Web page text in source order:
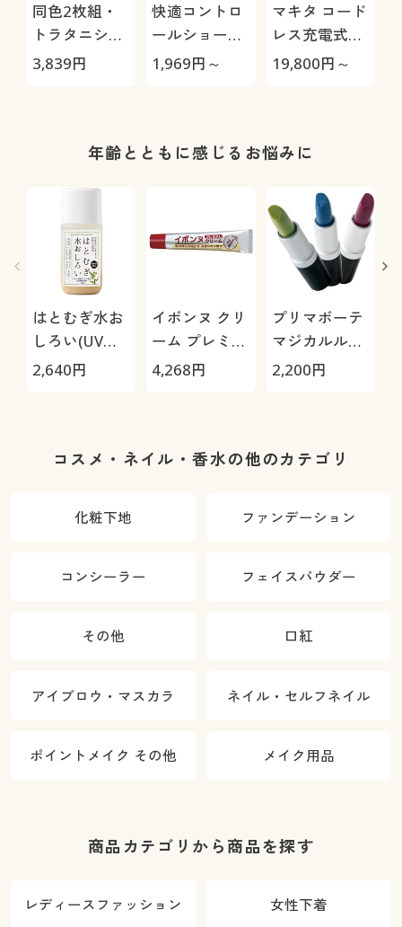
同色2枚組・
トラタニショ
ーツ(ずり上が
み丈深め)
3,839円
快適コントロ
ールショーツ/
下腹を心地よ
1,969円～
マキタ コード
レス充電式ク
リーナー
19,800円～
年齢とともに感じるお悩みに
はとむぎ水お
しろい(UVタ
イプ)
2,640円
イボンヌ クリ
ーム プレミア
ム
4,268円
プリマボーテ
マジカルルー
ジュ(同色2本
2,200円
コスメ・ネイル・香水の他のカテゴリ
化粧下地 ファンデーション
コンシーラー フェイスパウダー
その他 口紅
アイブロウ・マスカラ ネイル・セルフネイル
ポイントメイク その他 メイク用品
商品カテゴリから商品を探す
レディースファッション 女性下着